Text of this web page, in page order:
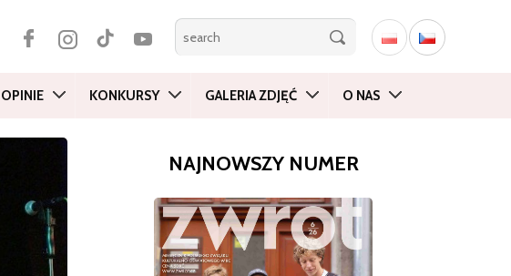
OPINIE KONKURSY GALERIA ZDJĘĆ O NAS
NAJNOWSZY NUMER